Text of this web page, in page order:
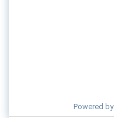
Powered by